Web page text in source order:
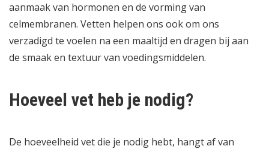
aanmaak van hormonen en de vorming van
celmembranen. Vetten helpen ons ook om ons
verzadigd te voelen na een maaltijd en dragen bij aan
de smaak en textuur van voedingsmiddelen.
Hoeveel vet heb je nodig?
De hoeveelheid vet die je nodig hebt, hangt af van